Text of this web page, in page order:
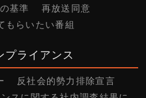
基準
再放送同意
もらいたい番組
プライアンス
反社会的勢力排除宣言